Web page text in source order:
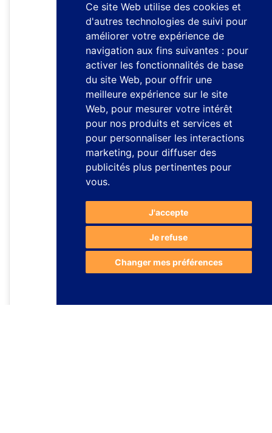
Ce site Web utilise des cookies et
d'autres technologies de suivi pour
améliorer votre expérience de
navigation aux fins suivantes : pour
activer les fonctionnalités de base
du site Web, pour offrir une
meilleure expérience sur le site
Web, pour mesurer votre intérêt
pour nos produits et services et
pour personnaliser les interactions
marketing, pour diffuser des
publicités plus pertinentes pour
vous.
J'accepte
Je refuse
Changer mes préférences